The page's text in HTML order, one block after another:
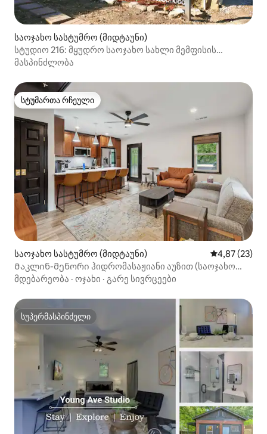
საოჯახო სასტუმრო (მიდტაუნი)
სტუდიო 216: მყუდრო საოჯახო სახლი მემფისის
ცენტრში!
მასპინძლობა
სტუმართა რჩეული
სტუმართა რჩეული
საოჯახო სასტუმრო (მიდტაუნი) საშუალო
4,87 (23)
Მაკლინ-მენორი ჰიდრომასაჟიანი აუზით (საოჯახო
სასტუმრო)
მდებარეობა · ოჯახი · გარე სივრცეები
სუპერმასპინძელი
სუპერმასპინძელი